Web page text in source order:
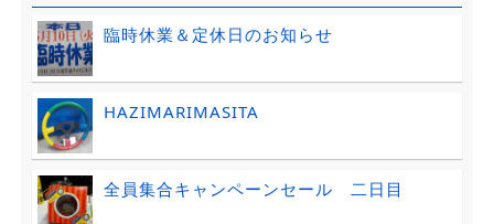
臨時休業＆定休日のお知らせ
HAZIMARIMASITA
全員集合キャンペーンセール 二日目